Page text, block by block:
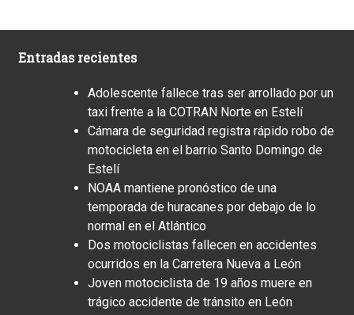
Entradas recientes
Adolescente fallece tras ser arrollado por un
taxi frente a la COTRAN Norte en Estelí
Cámara de seguridad registra rápido robo de
motocicleta en el barrio Santo Domingo de
Estelí
NOAA mantiene pronóstico de una
temporada de huracanes por debajo de lo
normal en el Atlántico
Dos motociclistas fallecen en accidentes
ocurridos en la Carretera Nueva a León
Joven motociclista de 19 años muere en
trágico accidente de tránsito en León